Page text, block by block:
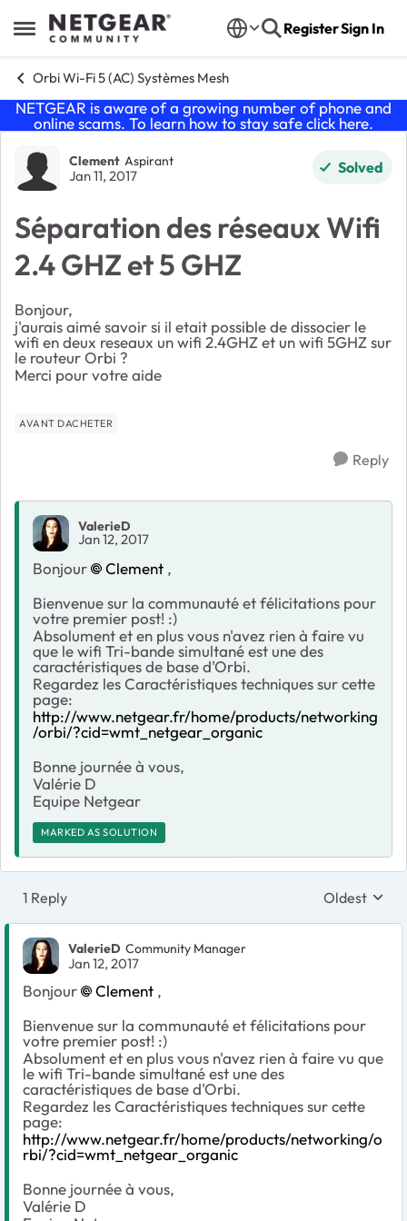
Open Side Menu
Skip to content RegisterSign In
Orbi Wi-Fi 5 (AC) Systèmes Mesh
NETGEAR is aware of a growing number of phone and
online scams. To learn how to stay safe click here.
Forum Discussion
Clement Aspirant
Jan 11, 2017 Solved
Séparation des réseaux Wifi
2.4 GHZ et 5 GHZ
Bonjour,
j'aurais aimé savoir si il etait possible de dissocier le
wifi en deux reseaux un wifi 2.4GHZ et un wifi 5GHZ sur
le routeur Orbi ?
Merci pour votre aide
AVANT DACHETER
Reply
ValerieD
Jan 12, 2017
Bonjour Clement ,
Bienvenue sur la communauté et félicitations pour
votre premier post! :)
Absolument et en plus vous n'avez rien à faire vu
que le wifi Tri-bande simultané est une des
caractéristiques de base d'Orbi.
Regardez les Caractéristiques techniques sur cette
page:
http://www.netgear.fr/home/products/networking
/orbi/?cid=wmt_netgear_organic
Bonne journée à vous,
Valérie D
Equipe Netgear
MARKED AS SOLUTION
1 Reply Replies
Oldest
ValerieD Community Manager
Jan 12, 2017
Bonjour Clement ,
Bienvenue sur la communauté et félicitations pour
votre premier post! :)
Absolument et en plus vous n'avez rien à faire vu que
le wifi Tri-bande simultané est une des
caractéristiques de base d'Orbi.
Regardez les Caractéristiques techniques sur cette
page:
http://www.netgear.fr/home/products/networking/o
rbi/?cid=wmt_netgear_organic
Bonne journée à vous,
Valérie D